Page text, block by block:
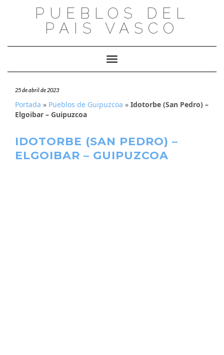
PUEBLOS DEL
PAIS VASCO
Cambiar modo de navegación
25 de abril de 2023
Portada » Pueblos de Guipuzcoa » Idotorbe (San Pedro) –
Elgoibar – Guipuzcoa
IDOTORBE (SAN PEDRO) –
ELGOIBAR – GUIPUZCOA